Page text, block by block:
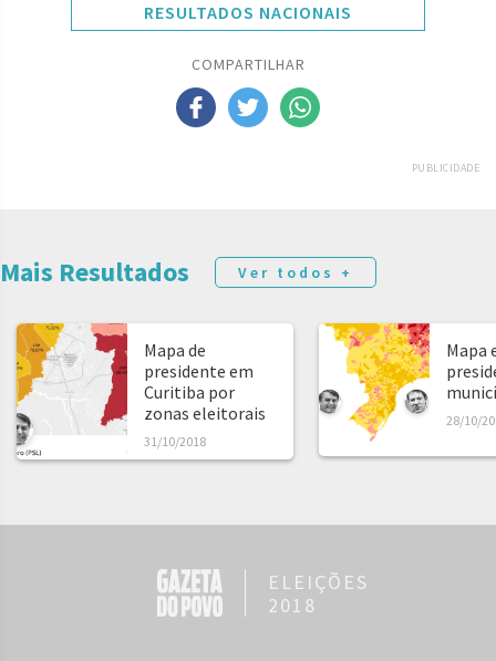
RESULTADOS NACIONAIS
COMPARTILHAR
PUBLICIDADE
Mais Resultados Ver todos +
Mapa de
presidente em
Curitiba por
zonas eleitorais
31/10/2018
Mapa
28/10/
ELEIÇÕES
2018